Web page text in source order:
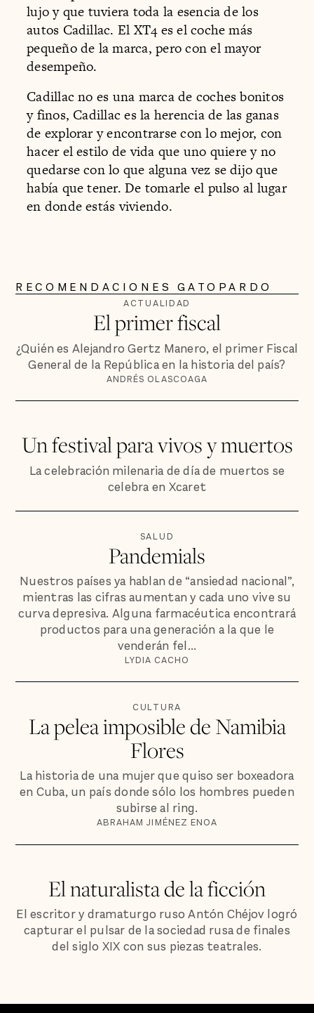
lujo y que tuviera toda la esencia de los
autos Cadillac. El XT4 es el coche más
pequeño de la marca, pero con el mayor
desempeño.
Cadillac no es una marca de coches bonitos
y finos, Cadillac es la herencia de las ganas
de explorar y encontrarse con lo mejor, con
hacer el estilo de vida que uno quiere y no
quedarse con lo que alguna vez se dijo que
había que tener. De tomarle el pulso al lugar
en donde estás viviendo.
RECOMENDACIONES GATOPARDO
ACTUALIDAD
El primer fiscal
¿Quién es Alejandro Gertz Manero, el primer Fiscal
General de la República en la historia del país?
ANDRÉS OLASCOAGA
Un festival para vivos y muertos
La celebración milenaria de día de muertos se
celebra en Xcaret
SALUD
Pandemials
Nuestros países ya hablan de “ansiedad nacional”,
mientras las cifras aumentan y cada uno vive su
curva depresiva. Alguna farmacéutica encontrará
productos para una generación a la que le
venderán fel...
LYDIA CACHO
CULTURA
La pelea imposible de Namibia
Flores
La historia de una mujer que quiso ser boxeadora
en Cuba, un país donde sólo los hombres pueden
subirse al ring.
ABRAHAM JIMÉNEZ ENOA
El naturalista de la ficción
El escritor y dramaturgo ruso Antón Chéjov logró
capturar el pulsar de la sociedad rusa de finales
del siglo XIX con sus piezas teatrales.